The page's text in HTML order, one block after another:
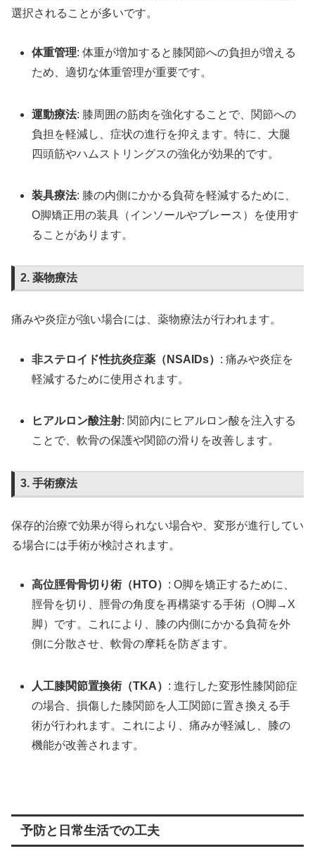
選択されることが多いです。
体重管理: 体重が増加すると膝関節への負担が増える
ため、適切な体重管理が重要です。
運動療法: 膝周囲の筋肉を強化することで、関節への
負担を軽減し、症状の進行を抑えます。特に、大腿
四頭筋やハムストリングスの強化が効果的です。
装具療法: 膝の内側にかかる負荷を軽減するために、
O脚矯正用の装具（インソールやブレース）を使用す
ることがあります。
2. 薬物療法
痛みや炎症が強い場合には、薬物療法が行われます。
非ステロイド性抗炎症薬（NSAIDs） : 痛みや炎症を
軽減するために使用されます。
ヒアルロン酸注射: 関節内にヒアルロン酸を注入する
ことで、軟骨の保護や関節の滑りを改善します。
3. 手術療法
保存的治療で効果が得られない場合や、変形が進行してい
る場合には手術が検討されます。
高位脛骨骨切り術（HTO） : O脚を矯正するために、
脛骨を切り、脛骨の角度を再構築する手術（O脚→X
脚）です。これにより、膝の内側にかかる負荷を外
側に分散させ、軟骨の摩耗を防ぎます。
人工膝関節置換術（TKA） : 進行した変形性膝関節症
の場合、損傷した膝関節を人工関節に置き換える手
術が行われます。これにより、痛みが軽減し、膝の
機能が改善されます。
予防と日常生活での工夫